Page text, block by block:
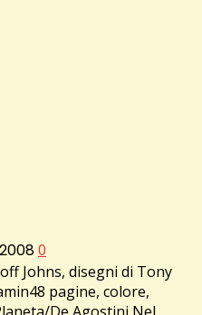
0
Johns, disegni di Tony
pagine, colore,